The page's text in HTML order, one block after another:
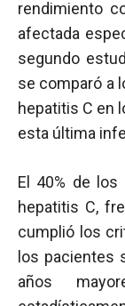
rendimiento
afectada
segundo
se comparó a
hepatitis C en
esta última
El 40% de
hepatitis C,
cumplió los
los pacientes
años